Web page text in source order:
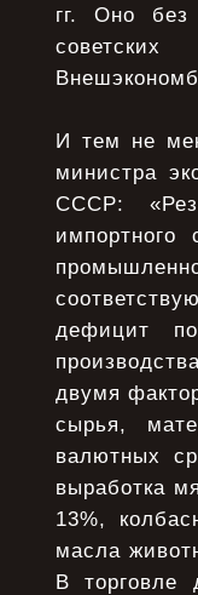
гг. Оно без
И тем не
министра
СССР:
дефицит
двумя
сырья,
валютных
выработка
13%,
масла
В торговле